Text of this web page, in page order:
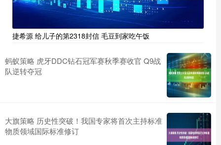
捷希源 给儿子的第2318封信 毛豆到家吃午饭
蚂蚁策略 虎牙DDC钻石冠军赛秋季赛收官 Q9战
队逆转夺冠
大旗策略 历史性突破！我国专家将首次主持标准
物质领域国际标准修订